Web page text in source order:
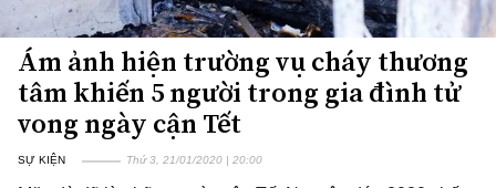
Ám ảnh hiện trường vụ cháy thương
tâm khiến 5 người trong gia đình tử
vong ngày cận Tết
SỰ KIỆN Thứ 3, 21/01/2020 | 20:00